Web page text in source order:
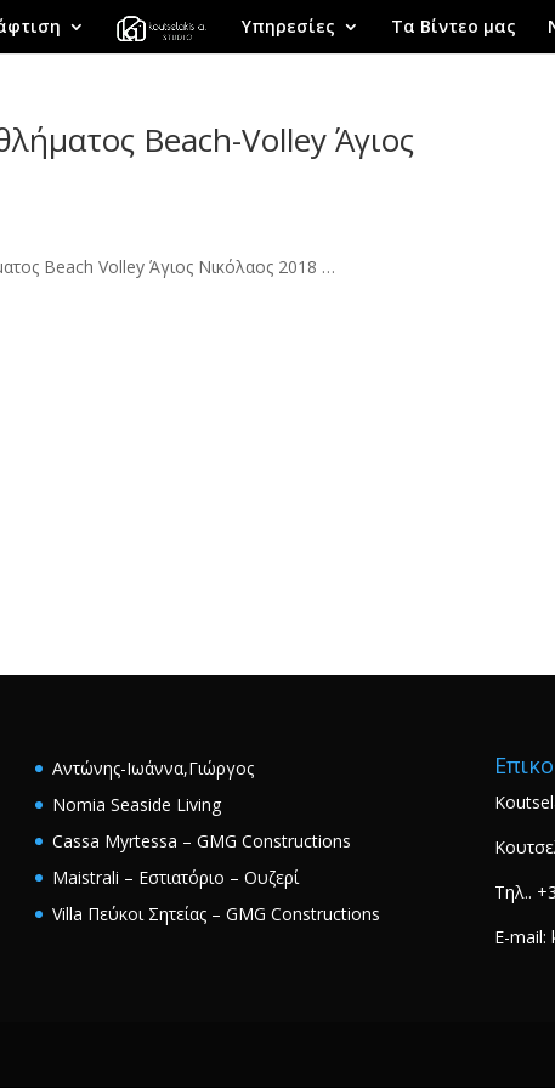
Υπηρεσίες Τα Βίντεο μας
Beach-Volley Άγιος
Beach Volley Άγιος Νικόλαος 2018 …
Αντώνης-Ιωάννα,Γιώργος
Nomia Seaside Living
Cassa Myrtessa – GMG Constructions
Maistrali – Εστιατόριο – Ουζερί
Villa Πεύκοι Σητείας – GMG Constructions
Τηλ..
E-mail: